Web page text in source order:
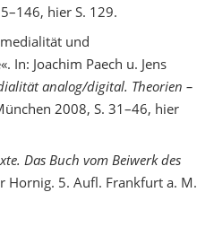
hier S. 129.
und
In: Joachim Paech u. Jens
analog/digital. Theorien –
2008, S. 31–46, hier
Das Buch vom Beiwerk des
Hornig. 5. Aufl. Frankfurt a. M.